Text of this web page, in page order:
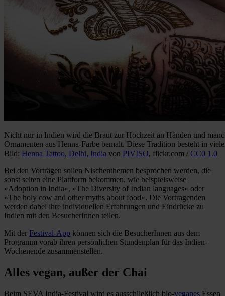
Nicht nur in Indien wird die Braut zur Hochzeit an Händen und
Ornamenten aus Henna-Farbe bemalt. Diese Tradition besteht in
Bild: Henna Tattoo, Delhi, India von PIVISO, flickr.com / CC0 1.0
Bei den Vorträgen sollen Nischenthemen besprochen werden, die
sonst selten eine Plattform bekommen, wie beispielsweise
»Adoption in India«, »The Diversity of Indian languages« oder
»The holy cow and other myths about food«. Die Vortragenden
werden dabei ihre individuellen Erfahrungen und Eindrücke zu
Indien mit den BesucherInnen teilen.
Mit der Festival-App können sich die BesucherInnen aus dem
Programm vorab ihren persönlichen Stundenplan für das Indien-
Wochenende zusammenstellen.
Alles vegan, außer der Chai
Beim SEVA India-Festival wird es ausschließlich bio-veganes Essen